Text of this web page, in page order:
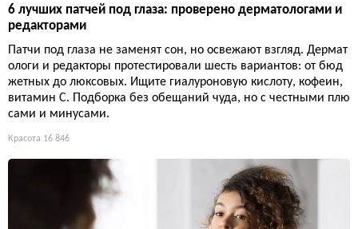
6 лучших патчей под глаза: проверено дерматологами и
редакторами
Патчи под глаза не заменят сон, но освежают взгляд. Дермат
ологи и редакторы протестировали шесть вариантов: от бюд
жетных до люксовых. Ищите гиалуроновую кислоту, кофеин,
витамин С. Подборка без обещаний чуда, но с честными плю
сами и минусами.
Красота 16 846